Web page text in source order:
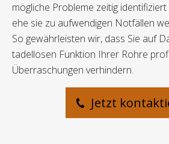
mögliche Probleme zeitig
ehe sie zu aufwendigen Notfällen
So gewährleisten wir, dass Sie auf
tadellosen Funktion Ihrer Rohre
Überraschungen verhindern.
Jetzt